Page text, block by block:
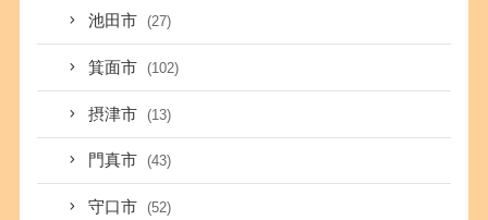
池田市 (27)
箕面市 (102)
摂津市 (13)
門真市 (43)
守口市 (52)